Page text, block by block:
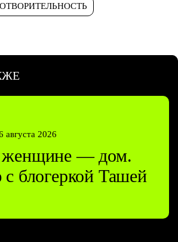
августа 2026
— дом.
блогеркой Ташей